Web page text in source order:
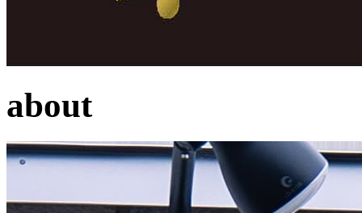
about